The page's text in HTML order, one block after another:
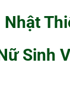
Nhật
Sinh